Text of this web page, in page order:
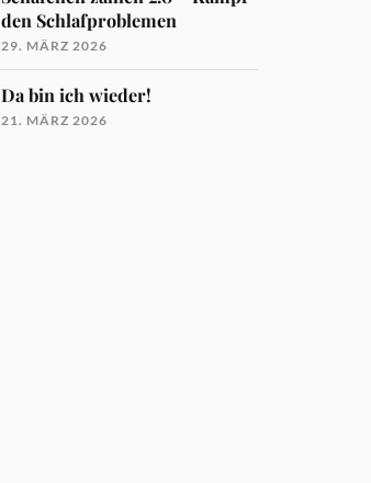
den Schlafproblemen
29. MÄRZ 2026
Da bin ich wieder!
21. MÄRZ 2026